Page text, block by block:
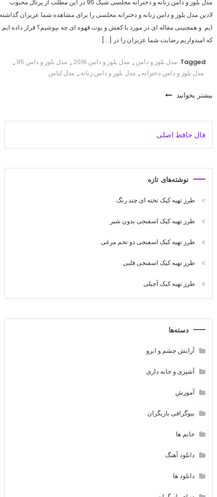
مدل بلوز و دامن زنانه و دخترانه مجلسی شیک 95 در این مطلب از پرتال محبوب
لادین مدل بلوز و دامن زنانه و دخترانه مجلسی را برای مشاهده شما عزیزان
ایم و همچنینی مقاله ای در مورد با کفش و بوت قهوه ای چه بپوشیم؟ قرار داده ایم
که امیدواریم رضایت شما عزیزان را در […]
Tagged مدل بلوز و دامن , مدل بلوز و دامن 2016 , مدل بلوز و دامن 95
,
مدل بلوز و دامن دخترانه , مدل بلوز و دامن زنانه , مدل لباس
بیشتر بخوانید
فال حافظ اصلی
نوشته‌های تازه
طرز تهیه کیک تخته ای چند رنگ
طرز تهیه کیک اسفنجی بدون شیر
طرز تهیه کیک اسفنجی دو تخم مرغی
طرز تهیه کیک اسفنجی قلبی
طرز تهیه کیک آجیلی
دسته‌ها
آرایش چشم و ابرو
آشپزی و خانه داری
آموزش
بیوگرافی بازیگران
خانم ها
دانلود آهنگ
دانلود ها